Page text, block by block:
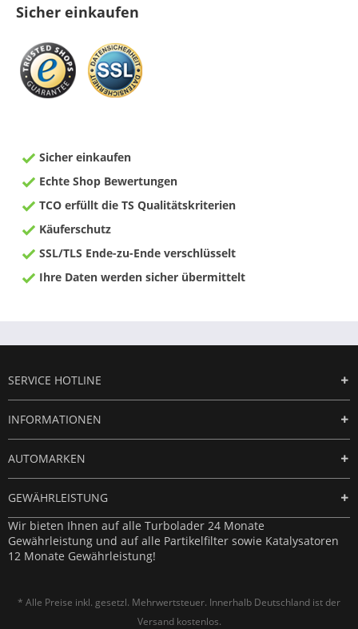
Sicher einkaufen
Sicher einkaufen
Echte Shop Bewertungen
TCO erfüllt die TS Qualitätskriterien
Käuferschutz
SSL/TLS Ende-zu-Ende verschlüsselt
Ihre Daten werden sicher übermittelt
SERVICE HOTLINE
INFORMATIONEN
AUTOMARKEN
GEWÄHRLEISTUNG
Wir bieten Ihnen auf alle Turbolader 24 Monate
Gewährleistung und auf alle Partikelfilter sowie Katalysatoren
12 Monate Gewährleistung!
* Alle Preise inkl. gesetzl. Mehrwertsteuer. Innerhalb Deutschland ist der
Versand kostenlos.